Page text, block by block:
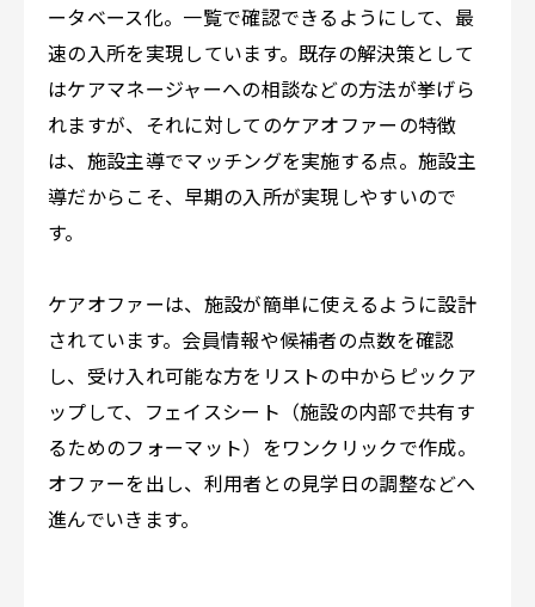
ータベース化。一覧で確認できるようにして、最
速の入所を実現しています。既存の解決策として
はケアマネージャーへの相談などの方法が挙げら
れますが、それに対してのケアオファーの特徴
は、施設主導でマッチングを実施する点。施設主
導だからこそ、早期の入所が実現しやすいので
す。
ケアオファーは、施設が簡単に使えるように設計
されています。会員情報や候補者の点数を確認
し、受け入れ可能な方をリストの中からピックア
ップして、フェイスシート（施設の内部で共有す
るためのフォーマット）をワンクリックで作成。
オファーを出し、利用者との見学日の調整などへ
進んでいきます。